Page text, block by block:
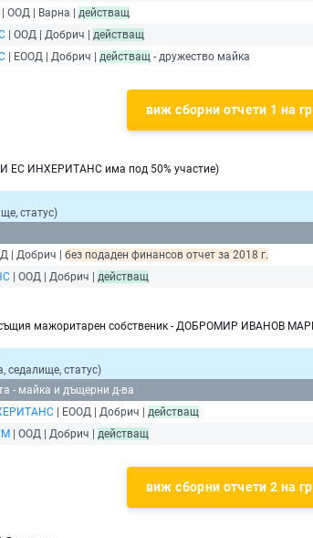
| ООД | Варна | действащ
| ООД | Добрич | действащ
| ЕООД | Добрич | действащ - дружество майка
виж сборни отчети 1 на
ЕС ИНХЕРИТАНС има под 50% участие)
статус)
| Добрич | без подаден финансов отчет за 2018 г.
| ООД | Добрич | действащ
същия мажоритарен собственик - ДОБРОМИР ИВАНОВ
седалище, статус)
- майка и дъщерни д-ва
| ЕООД | Добрич | действащ
| ООД | Добрич | действащ
виж сборни отчети 2 на